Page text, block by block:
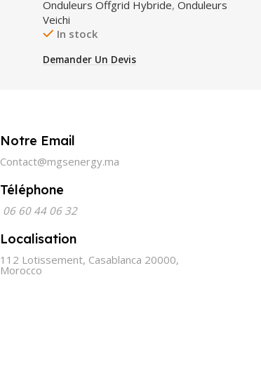
Onduleurs Offgrid Hybride, Onduleurs
Veichi
In stock
Demander Un Devis
Notre Email
Contact@mgsenergy.ma
Téléphone
06 60 44 06 32
Localisation
112 Lotissement, Casablanca 20000,
Morocco